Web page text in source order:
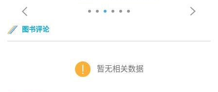
图书评论
暂无相关数据